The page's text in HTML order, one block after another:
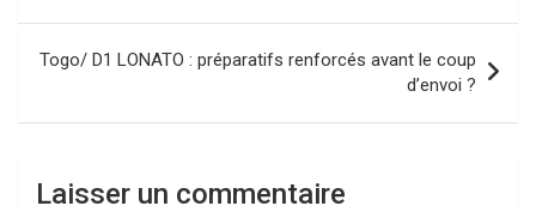
k
p
l’article
Togo/ D1 LONATO : préparatifs renforcés avant le coup
d’envoi ?
Laisser un commentaire